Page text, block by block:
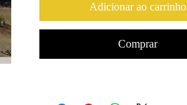
Adicionar ao carrinho
Comprar